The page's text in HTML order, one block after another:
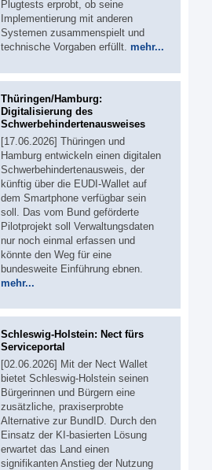
Plugtests erprobt, ob seine
Implementierung mit anderen
Systemen zusammenspielt und
technische Vorgaben erfüllt. mehr...
Thüringen/Hamburg:
Digitalisierung des
Schwerbehindertenausweises
[17.06.2026] Thüringen und
Hamburg entwickeln einen digitalen
Schwerbehindertenausweis, der
künftig über die EUDI-Wallet auf
dem Smartphone verfügbar sein
soll. Das vom Bund geförderte
Pilotprojekt soll Verwaltungsdaten
nur noch einmal erfassen und
könnte den Weg für eine
bundesweite Einführung ebnen.
mehr...
Schleswig-Holstein: Nect fürs
Serviceportal
[02.06.2026] Mit der Nect Wallet
bietet Schleswig-Holstein seinen
Bürgerinnen und Bürgern eine
zusätzliche, praxiserprobte
Alternative zur BundID. Durch den
Einsatz der KI-basierten Lösung
erwartet das Land einen
signifikanten Anstieg der Nutzung